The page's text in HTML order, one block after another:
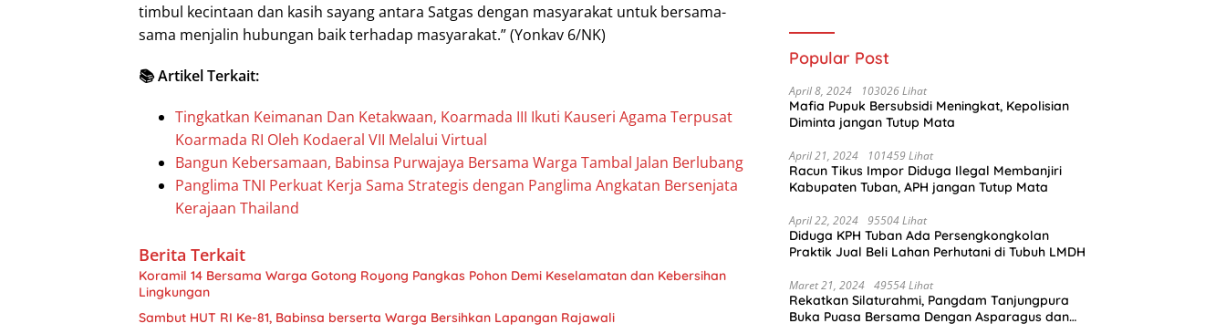
timbul kecintaan dan kasih sayang antara Satgas dengan masyarakat untuk bersama-
sama menjalin hubungan baik terhadap masyarakat.” (Yonkav 6/NK)
📚 Artikel Terkait:
Tingkatkan Keimanan Dan Ketakwaan, Koarmada III Ikuti Kauseri Agama Terpusat
Koarmada RI Oleh Kodaeral VII Melalui Virtual
Bangun Kebersamaan, Babinsa Purwajaya Bersama Warga Tambal Jalan Berlubang
Panglima TNI Perkuat Kerja Sama Strategis dengan Panglima Angkatan Bersenjata
Kerajaan Thailand
Berita Terkait
Koramil 14 Bersama Warga Gotong Royong Pangkas Pohon Demi Keselamatan dan Kebersihan
Lingkungan
Sambut HUT RI Ke-81, Babinsa berserta Warga Bersihkan Lapangan Rajawali
Popular Post
April 8, 2024 103026 Lihat
Mafia Pupuk Bersubsidi Meningkat, Kepolisian
Diminta jangan Tutup Mata
April 21, 2024 101459 Lihat
Racun Tikus Impor Diduga Ilegal Membanjiri
Kabupaten Tuban, APH jangan Tutup Mata
April 22, 2024 95504 Lihat
Diduga KPH Tuban Ada Persengkongkolan
Praktik Jual Beli Lahan Perhutani di Tubuh LMDH
Maret 21, 2024 49554 Lihat
Rekatkan Silaturahmi, Pangdam Tanjungpura
Buka Puasa Bersama Dengan Asparagus dan